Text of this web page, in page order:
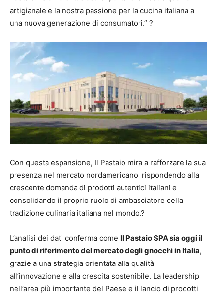
artigianale e la nostra passione per la cucina italiana a
una nuova generazione di consumatori.” ?
Con questa espansione, Il Pastaio mira a rafforzare la sua
presenza nel mercato nordamericano, rispondendo alla
crescente domanda di prodotti autentici italiani e
consolidando il proprio ruolo di ambasciatore della
tradizione culinaria italiana nel mondo.?
L’analisi dei dati conferma come Il Pastaio SPA sia oggi il
punto di riferimento del mercato degli gnocchi in Italia,
grazie a una strategia orientata alla qualità,
all’innovazione e alla crescita sostenibile. La leadership
nell’area più importante del Paese e il lancio di prodotti